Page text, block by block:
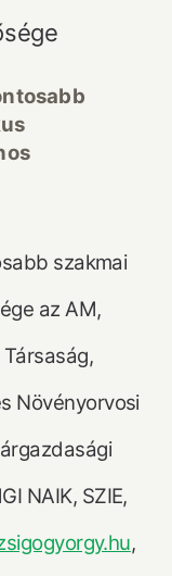
szakmai
az AM,
Növényorvosi
NAIK, SZIE,
,